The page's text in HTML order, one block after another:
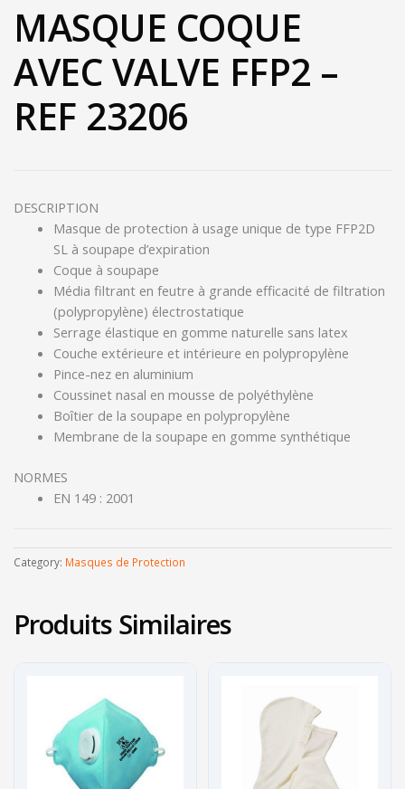
MASQUE COQUE
AVEC VALVE FFP2 –
REF 23206
DESCRIPTION
Masque de protection à usage unique de type FFP2D
SL à soupape d’expiration
Coque à soupape
Média filtrant en feutre à grande efficacité de filtration
(polypropylène) électrostatique
Serrage élastique en gomme naturelle sans latex
Couche extérieure et intérieure en polypropylène
Pince-nez en aluminium
Coussinet nasal en mousse de polyéthylène
Boîtier de la soupape en polypropylène
Membrane de la soupape en gomme synthétique
NORMES
EN 149 : 2001
Category: Masques de Protection
Produits Similaires